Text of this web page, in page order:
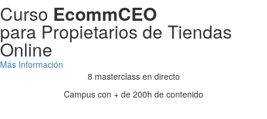
Curso EcommCEO
para Propietarios de Tiendas
Online
Más Información
8 masterclass en directo
Campus con + de 200h de contenido